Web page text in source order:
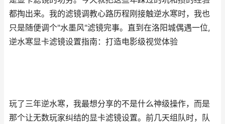
都掏出来。我的滤镜调教心路历程刚接触逆水寒时，我也
只是随便调个"水墨风"滤镜完事。直到在洛阳城偶遇一位,
逆水寒显卡滤镜设置指南：打造电影级视觉体验
玩了三年逆水寒，我最想分享的不是什么神级操作，而是
那个让无数玩家纠结的显卡滤镜设置。前几天组队时，队